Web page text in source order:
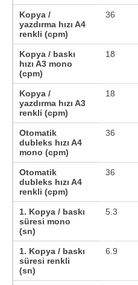
Kopya /
yazdırma hızı A4
renkli (cpm)
36
Kopya / baskı
hızı A3 mono
(cpm)
18
Kopya /
yazdırma hızı A3
renkli (cpm)
18
Otomatik
dubleks hızı A4
mono (cpm)
36
Otomatik
dubleks hızı A4
renkli (cpm)
36
1. Kopya / baskı
süresi mono
(sn)
5.3
1. Kopya / baskı
süresi renkli
(sn)
6.9